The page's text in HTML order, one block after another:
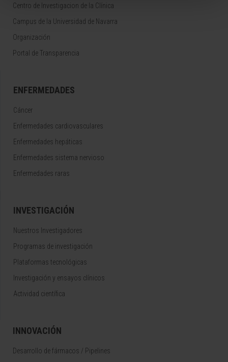
Centro de Investigacion de la Clínica
Campus de la Universidad de Navarra
Organización
Portal de Transparencia
ENFERMEDADES
Cáncer
Enfermedades cardiovasculares
Enfermedades hepáticas
Enfermedades sistema nervioso
Enfermedades raras
INVESTIGACIÓN
Nuestros Investigadores
Programas de investigación
Plataformas tecnológicas
Investigación y ensayos clínicos
Actividad científica
INNOVACIÓN
Desarrollo de fármacos / Pipelines